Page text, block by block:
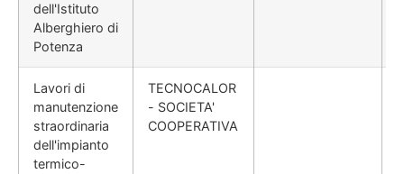
dell'Istituto
Alberghiero di
Potenza
Lavori di
manutenzione
straordinaria
dell'impianto
termico-
TECNOCALOR
- SOCIETA'
COOPERATIVA